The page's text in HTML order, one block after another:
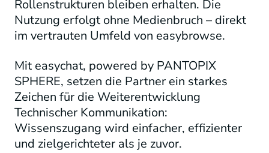
Rollenstrukturen bleiben erhalten. Die
Nutzung erfolgt ohne Medienbruch – direkt
im vertrauten Umfeld von easybrowse.
Mit easychat, powered by PANTOPIX
SPHERE, setzen die Partner ein starkes
Zeichen für die Weiterentwicklung
Technischer Kommunikation:
Wissenszugang wird einfacher, effizienter
und zielgerichteter als je zuvor.